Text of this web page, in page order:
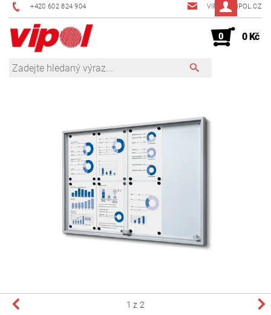
+420 602 824 904 VIPOL@VIPOL.CZ
0 0 Kč
1 z 2